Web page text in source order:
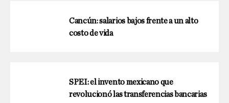
Cancún: salarios bajos frente a un alto
costo de vida
SPEI: el invento mexicano que
revolucionó las transferencias bancarias